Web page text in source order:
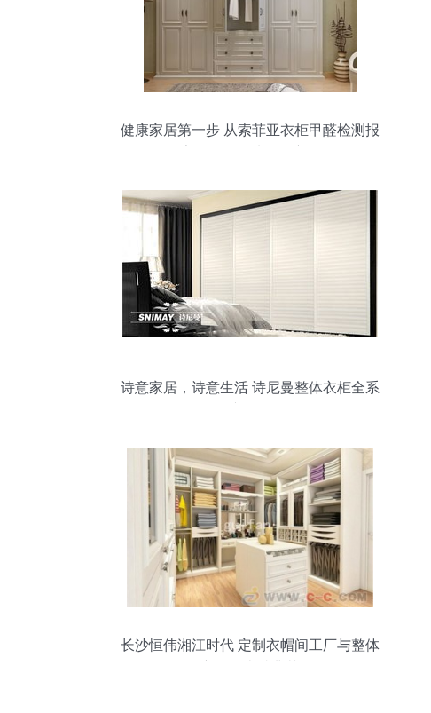
健康家居第一步 从索菲亚衣柜甲醛检测报
诗意家居，诗意生活 诗尼曼整体衣柜全系
长沙恒伟湘江时代 定制衣帽间工厂与整体